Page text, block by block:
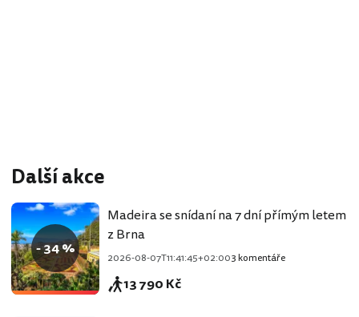
Další akce
- 34 %
Madeira se snídaní na 7 dní přímým letem
z Brna
2026-08-07T11:41:45+02:003 komentáře
13 790 Kč